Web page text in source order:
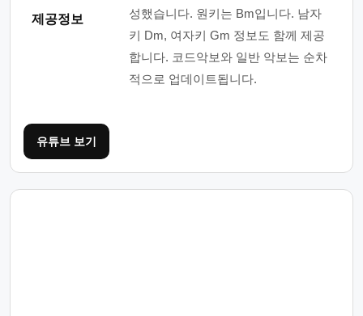
제공정보
성했습니다. 원키는 Bm입니다. 남자
키 Dm, 여자키 Gm 정보도 함께 제공
합니다. 코드악보와 일반 악보는 순차
적으로 업데이트됩니다.
유튜브 보기